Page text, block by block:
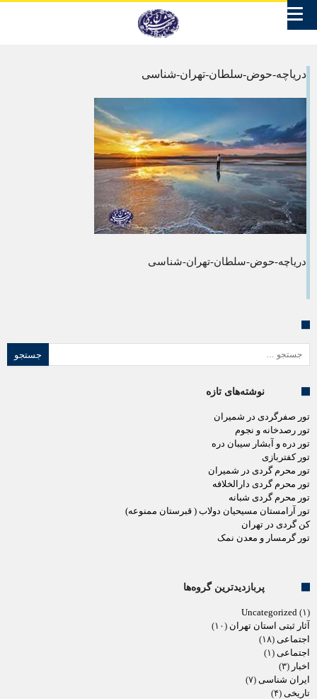
دریاچه-حوض-سلطان-تهران-شناسی
دریاچه-حوض-سلطان-تهران-شناسی
جستجو برای:
نوشته‌های تازه
تور صفرگردی در شمیران
تور رصدخانه و نجوم
تور دره و آبشار سیبان دره
تور کفتربازی
تور محرم گردی در شمیران
تور محرم گردی دارالخلافه
تور محرم گردی شبانه
تور آرامستان مسیحیان دولاب ( قبرستان ممنوعه)
کن گردی در تهران
تور گرمسار و معدن نمک
پربازدیدترین گروه‌ها
Uncategorized (۱)
آثار ثبتی استان تهران (۱۰)
اجتماعی (۱۸)
اجتماعی (۱)
اخبار (۳)
ایران شناسی (۷)
تاریخی (۴)